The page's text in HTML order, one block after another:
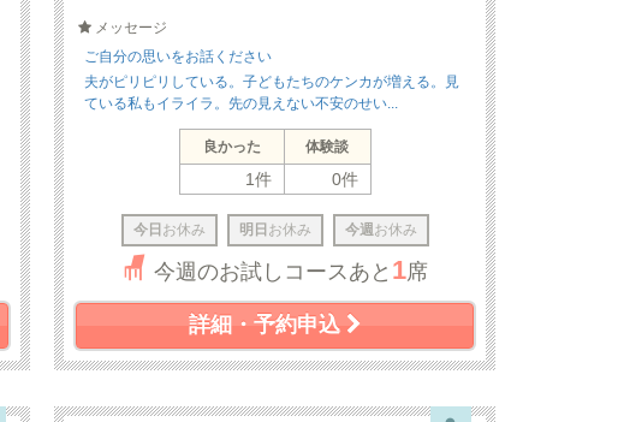
メッセージ
ご自分の思いをお話ください
夫がピリピリしている。子どもたちのケンカが増える。見
ている私もイライラ。先の見えない不安のせい...
良かった 体験談
1件 0件
今日 お休み 明日 お休み 今週 お休み
今週のお試しコースあと 1席
詳細・予約申込